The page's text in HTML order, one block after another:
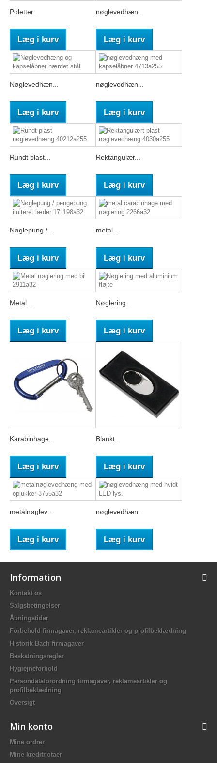
Poletter...
Læg i kurv
nøglevedhæn...
Læg i kurv
Nøglevedhæn...
Læg i kurv
nøglevedhæn...
Læg i kurv
Rundt plast...
Læg i kurv
Rektangulær...
Læg i kurv
Nøglepung /...
Læg i kurv
metal...
Læg i kurv
Metal...
Læg i kurv
Nøglering...
Læg i kurv
Karabinhage...
Læg i kurv
Blankt...
Læg i kurv
metalnøglev...
Læg i kurv
nøglevedhæn...
Læg i kurv
Information
Kontakt os
Salgsbetingelser
Åbningstider
Forbehold firmagaver, reklameartikler og profilbeklædning
Historik Bach firmagaver
Beskatningsregler
Hygiejneforhold
Persondataforordning firmagaver, reklameartikler og
profilbeklædning
Oversigt
Min konto
Mine ordrer
Mine kreditnotaer